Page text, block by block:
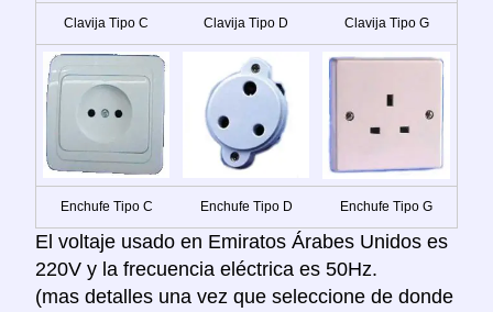
Clavija Tipo C Clavija Tipo D Clavija Tipo G
Enchufe Tipo C Enchufe Tipo D Enchufe Tipo G
El voltaje usado en Emiratos Árabes Unidos es
220V y la frecuencia eléctrica es 50Hz.
(mas detalles una vez que seleccione de donde